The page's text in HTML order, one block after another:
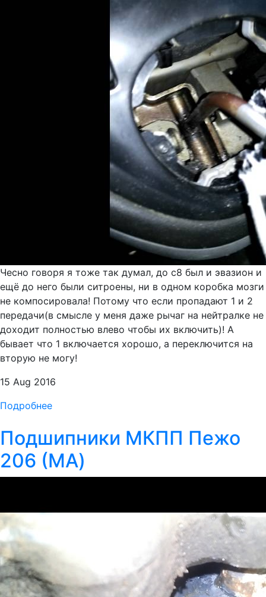
Чесно говоря я тоже так думал, до с8 был и эвазион и
ещё до него были ситроены, ни в одном коробка мозги
не компосировала! Потому что если пропадают 1 и 2
передачи(в смысле у меня даже рычаг на нейтралке не
доходит полностью влево чтобы их включить)! А
бывает что 1 включается хорошо, а переключится на
вторую не могу!
15 Aug 2016
Подробнее
Подшипники МКПП Пежо
206 (MA)